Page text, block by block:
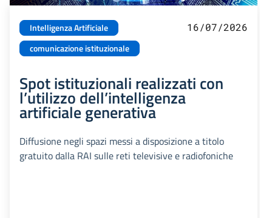
Intelligenza Artificiale
comunicazione istituzionale
16/07/2026
Spot istituzionali realizzati con
l’utilizzo dell’intelligenza
artificiale generativa
Diffusione negli spazi messi a disposizione a titolo
gratuito dalla RAI sulle reti televisive e radiofoniche